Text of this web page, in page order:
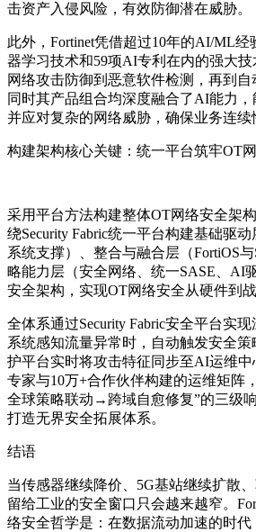
击资产入侵风险，有效防御潜在威胁。
此外，Fortinet凭借超过10年的AI/ML
器学习技术和59项AI专利在内的强大
网络攻击防御到恶意软件检测，再到自
同时其产品组合均深度融合了AI能力
并应对复杂的网络威胁，确保业务连续
构建架构核心关键：统一平台筑牢OT
采用平台方法构建整体OT网络安全架
绕Security Fabric统一平台构建基础驱
系统支撑）、整合与融合层（FortiOS与
略能力层（安全网络、统一SASE、AI
安全架构，实现OT网络安全从硬件到
全体系通过Security Fabric安全平台实
系统感知流量异常时，自动触发安全
护平台实时将攻击特征同步至AI运维中
专家与10万+合作伙伴构建的运维矩阵
全球策略联动→跨域自愈修复”的三级
打造无界安全拓展体系。
结语
当传感器继续降价、5G基站继续扩散
留给工业的安全窗口只会越来越窄。
络安全哲学是：在数据流动加速的时